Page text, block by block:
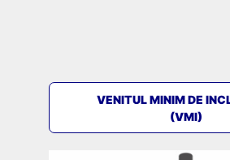
VENITUL MINIM DE
(VMI)